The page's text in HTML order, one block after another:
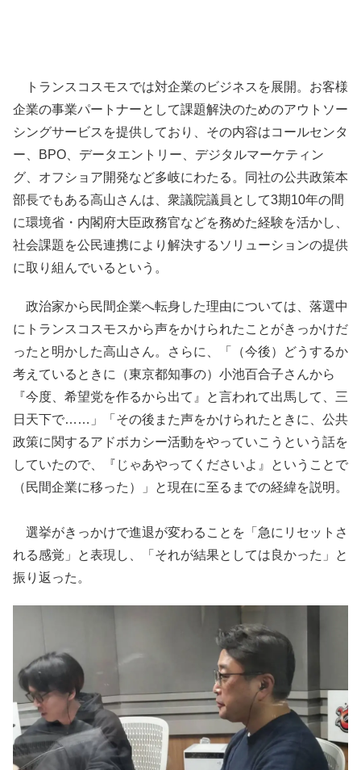
トランスコスモスでは対企業のビジネスを展開。お客様
企業の事業パートナーとして課題解決のためのアウトソー
シングサービスを提供しており、その内容はコールセンタ
ー、BPO、データエントリー、デジタルマーケティン
グ、オフショア開発など多岐にわたる。同社の公共政策本
部長でもある高山さんは、衆議院議員として3期10年の間
に環境省・内閣府大臣政務官などを務めた経験を活かし、
社会課題を公民連携により解決するソリューションの提供
に取り組んでいるという。
政治家から民間企業へ転身した理由については、落選中
にトランスコスモスから声をかけられたことがきっかけだ
ったと明かした高山さん。さらに、「（今後）どうするか
考えているときに（東京都知事の）小池百合子さんから
『今度、希望党を作るから出て』と言われて出馬して、三
日天下で……」「その後また声をかけられたときに、公共
政策に関するアドボカシー活動をやっていこうという話を
していたので、『じゃあやってくださいよ』ということで
（民間企業に移った）」と現在に至るまでの経緯を説明。
選挙がきっかけで進退が変わることを「急にリセットさ
れる感覚」と表現し、「それが結果としては良かった」と
振り返った。